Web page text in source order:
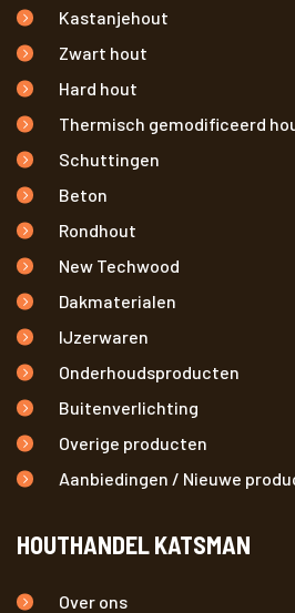
Kastanjehout
Zwart hout
Hard hout
Thermisch gemodificeerd
Schuttingen
Beton
Rondhout
New Techwood
Dakmaterialen
IJzerwaren
Onderhoudsproducten
Buitenverlichting
Overige producten
Aanbiedingen / Nieuwe
HOUTHANDEL KATSMAN
Over ons